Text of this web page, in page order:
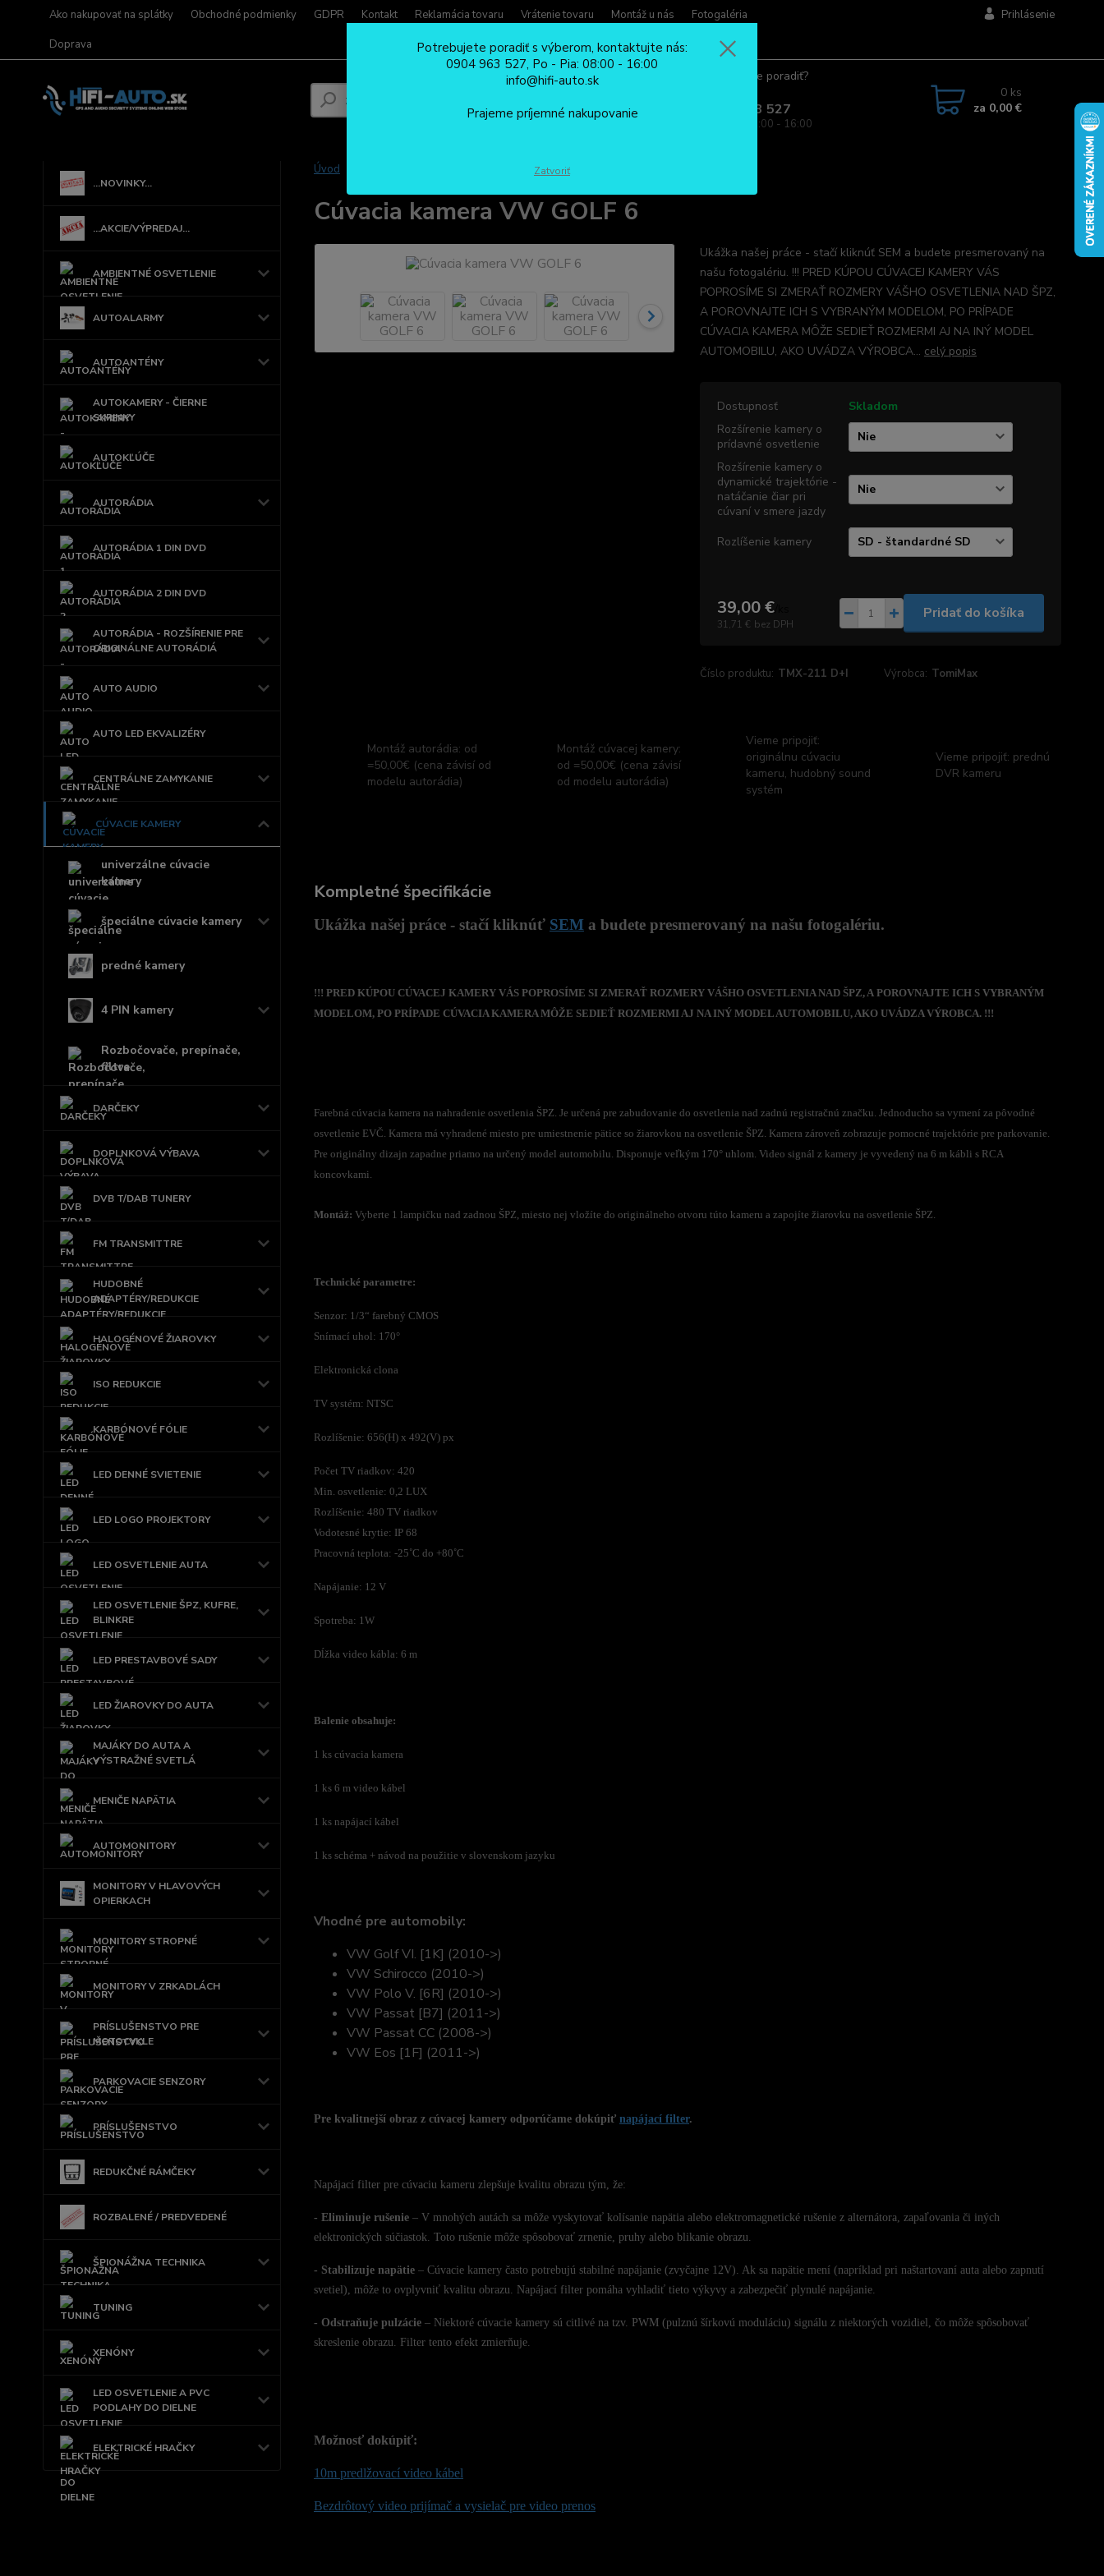
Ako nakupovať na splátky Obchodné podmienky GDPR Kontakt Reklamácia tovaru Vrátenie tovaru Montáž u nás
Fotogaléria
Doprava
Prihlásenie
Potrebujete poradiť?
0904 963 527
Po - Pia: 08:00 - 16:00
0 ks
za 0,00 €
...NOVINKY...
...AKCIE/VÝPREDAJ...
AMBIENTNÉ OSVETLENIE
AUTOALARMY
AUTOANTÉNY
AUTOKAMERY - ČIERNE
SKRINKY
AUTOKĽÚČE
AUTORÁDIA
AUTORÁDIA 1 DIN DVD
AUTORÁDIA 2 DIN DVD
AUTORÁDIA - ROZŠÍRENIE PRE
ORIGINÁLNE AUTORÁDIÁ
AUTO AUDIO
AUTO LED EKVALIZÉRY
CENTRÁLNE ZAMYKANIE
CÚVACIE KAMERY
univerzálne cúvacie
kamery
špeciálne cúvacie kamery
predné kamery
4 PIN kamery
Rozbočovače, prepínače,
filtre
DARČEKY
DOPLNKOVÁ VÝBAVA
DVB T/DAB TUNERY
FM TRANSMITTRE
HUDOBNÉ
ADAPTÉRY/REDUKCIE
HALOGÉNOVÉ ŽIAROVKY
ISO REDUKCIE
KARBÓNOVÉ FÓLIE
LED DENNÉ SVIETENIE
LED LOGO PROJEKTORY
LED OSVETLENIE AUTA
LED OSVETLENIE ŠPZ, KUFRE,
BLINKRE
LED PRESTAVBOVÉ SADY
LED ŽIAROVKY DO AUTA
MAJÁKY DO AUTA A
VÝSTRAŽNÉ SVETLÁ
MENIČE NAPÄTIA
AUTOMONITORY
MONITORY V HLAVOVÝCH
OPIERKACH
MONITORY STROPNÉ
MONITORY V ZRKADLÁCH
PRÍSLUŠENSTVO PRE
MOTOCYKLE
PARKOVACIE SENZORY
PRÍSLUŠENSTVO
REDUKČNÉ RÁMČEKY
ROZBALENÉ / PREDVEDENÉ
ŠPIONÁŽNA TECHNIKA
TUNING
XENÓNY
LED OSVETLENIE A PVC
PODLAHY DO DIELNE
ELEKTRICKÉ HRAČKY
Úvod Cúvacia kamera VW GOLF 6
Cúvacia kamera VW GOLF 6
Ukážka našej práce - stačí kliknúť SEM a budete presmerovaný na
našu fotogalériu. !!! PRED KÚPOU CÚVACEJ KAMERY VÁS
POPROSÍME SI ZMERAŤ ROZMERY VÁŠHO OSVETLENIA NAD ŠPZ,
A POROVNAJTE ICH S VYBRANÝM MODELOM, PO PRÍPADE
CÚVACIA KAMERA MÔŽE SEDIEŤ ROZMERMI AJ NA INÝ MODEL
AUTOMOBILU, AKO UVÁDZA VÝROBCA... celý popis
Dostupnosť
Skladom
Rozšírenie kamery o
prídavné osvetlenie
Rozšírenie kamery o
dynamické trajektórie -
natáčanie čiar pri
cúvaní v smere jazdy
Rozlíšenie kamery
39,00 €/
31,71 € bez DPH
Pridať do košíka
Číslo produktu: TMX-211 D+I Výrobca: TomiMax
Montáž autorádia: od
=50,00€ (cena závisí od
modelu autorádia)
Montáž cúvacej kamery:
od =50,00€ (cena závisí
od modelu autorádia)
Vieme pripojiť:
originálnu cúvaciu
kameru, hudobný sound
systém
Vieme pripojiť: prednú
DVR kameru
Kompletné špecifikácie
Ukážka našej práce - stačí kliknúť SEMa budete presmerovaný na našu fotogalériu.
!!! PRED KÚPOU CÚVACEJ KAMERY VÁS POPROSÍME SI ZMERAŤ ROZMERY VÁŠHO OSVETLENIA NAD ŠPZ, A POROVNAJTE ICH S VYBRANÝM
MODELOM, PO PRÍPADE CÚVACIA KAMERA MÔŽE SEDIEŤ ROZMERMI AJ NA INÝ MODEL AUTOMOBILU, AKO UVÁDZA VÝROBCA. !!!
Farebná cúvacia kamera na nahradenie osvetlenia ŠPZ. Je určená pre zabudovanie do osvetlenia nad zadnú registračnú značku. Jednoducho sa vymení za pôvodné
osvetlenie EVČ. Kamera má vyhradené miesto pre umiestnenie pätice so žiarovkou na osvetlenie ŠPZ. Kamera zároveň zobrazuje pomocné trajektórie pre parkovanie.
Pre originálny dizajn zapadne priamo na určený model automobilu. Disponuje veľkým 170° uhlom. Video signál z kamery je vyvedený na 6 m kábli s RCA
koncovkami.
Montáž: Vyberte 1 lampičku nad zadnou ŠPZ, miesto nej vložíte do originálneho otvoru túto kameru a zapojíte žiarovku na osvetlenie ŠPZ.
Technické parametre:
Senzor: 1/3“ farebný CMOS
Snímací uhol: 170°
Elektronická clona
TV systém: NTSC
Rozlíšenie: 656(H) x 492(V) px
Počet TV riadkov: 420
Min. osvetlenie: 0,2 LUX
Rozlíšenie: 480 TV riadkov
Vodotesné krytie: IP 68
Pracovná teplota: -25˚C do +80˚C
Napájanie: 12 V
Spotreba: 1W
Dĺžka video kábla: 6 m
Balenie obsahuje:
1 ks cúvacia kamera
1 ks 6 m video kábel
1 ks napájací kábel
1 ks schéma + návod na použitie v slovenskom jazyku
Vhodné pre automobily:
VW Golf VI. [1K] (2010->)
VW Schirocco (2010->)
VW Polo V. [6R] (2010->)
VW Passat [B7] (2011->)
VW Passat CC (2008->)
VW Eos [1F] (2011->)
Pre kvalitnejší obraz z cúvacej kamery odporúčame dokúpiť napájací filter.
Napájací filter pre cúvaciu kameru zlepšuje kvalitu obrazu tým, že:
- Eliminuje rušenie– V mnohých autách sa môže vyskytovať kolísanie napätia alebo elektromagnetické rušenie z alternátora, zapaľovania či iných
elektronických súčiastok. Toto rušenie môže spôsobovať zrnenie, pruhy alebo blikanie obrazu.
- Stabilizuje napätie– Cúvacie kamery často potrebujú stabilné napájanie (zvyčajne 12V). Ak sa napätie mení (napríklad pri naštartovaní auta alebo zapnutí
svetiel), môže to ovplyvniť kvalitu obrazu. Napájací filter pomáha vyhladiť tieto výkyvy a zabezpečiť plynulé napájanie.
- Odstraňuje pulzácie– Niektoré cúvacie kamery sú citlivé na tzv. PWM (pulznú šírkovú moduláciu) signálu z niektorých vozidiel, čo môže spôsobovať
skreslenie obrazu. Filter tento efekt zmierňuje.
Možnosť dokúpiť:
10m predlžovací video kábel
Bezdrôtový video prijímač a vysielač pre video prenos
Potrebujete poradiť s výberom, kontaktujte nás:
0904 963 527, Po - Pia: 08:00 - 16:00
info@hifi-auto.sk
Prajeme príjemné nakupovanie
Zatvoriť